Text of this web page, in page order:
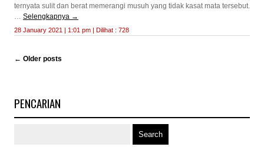
ternyata sulit dan berat memerangi musuh yang tidak kasat mata tersebut.
… Selengkapnya →
28 January 2021 | 1:01 pm | Dilihat : 728
← Older posts
PENCARIAN